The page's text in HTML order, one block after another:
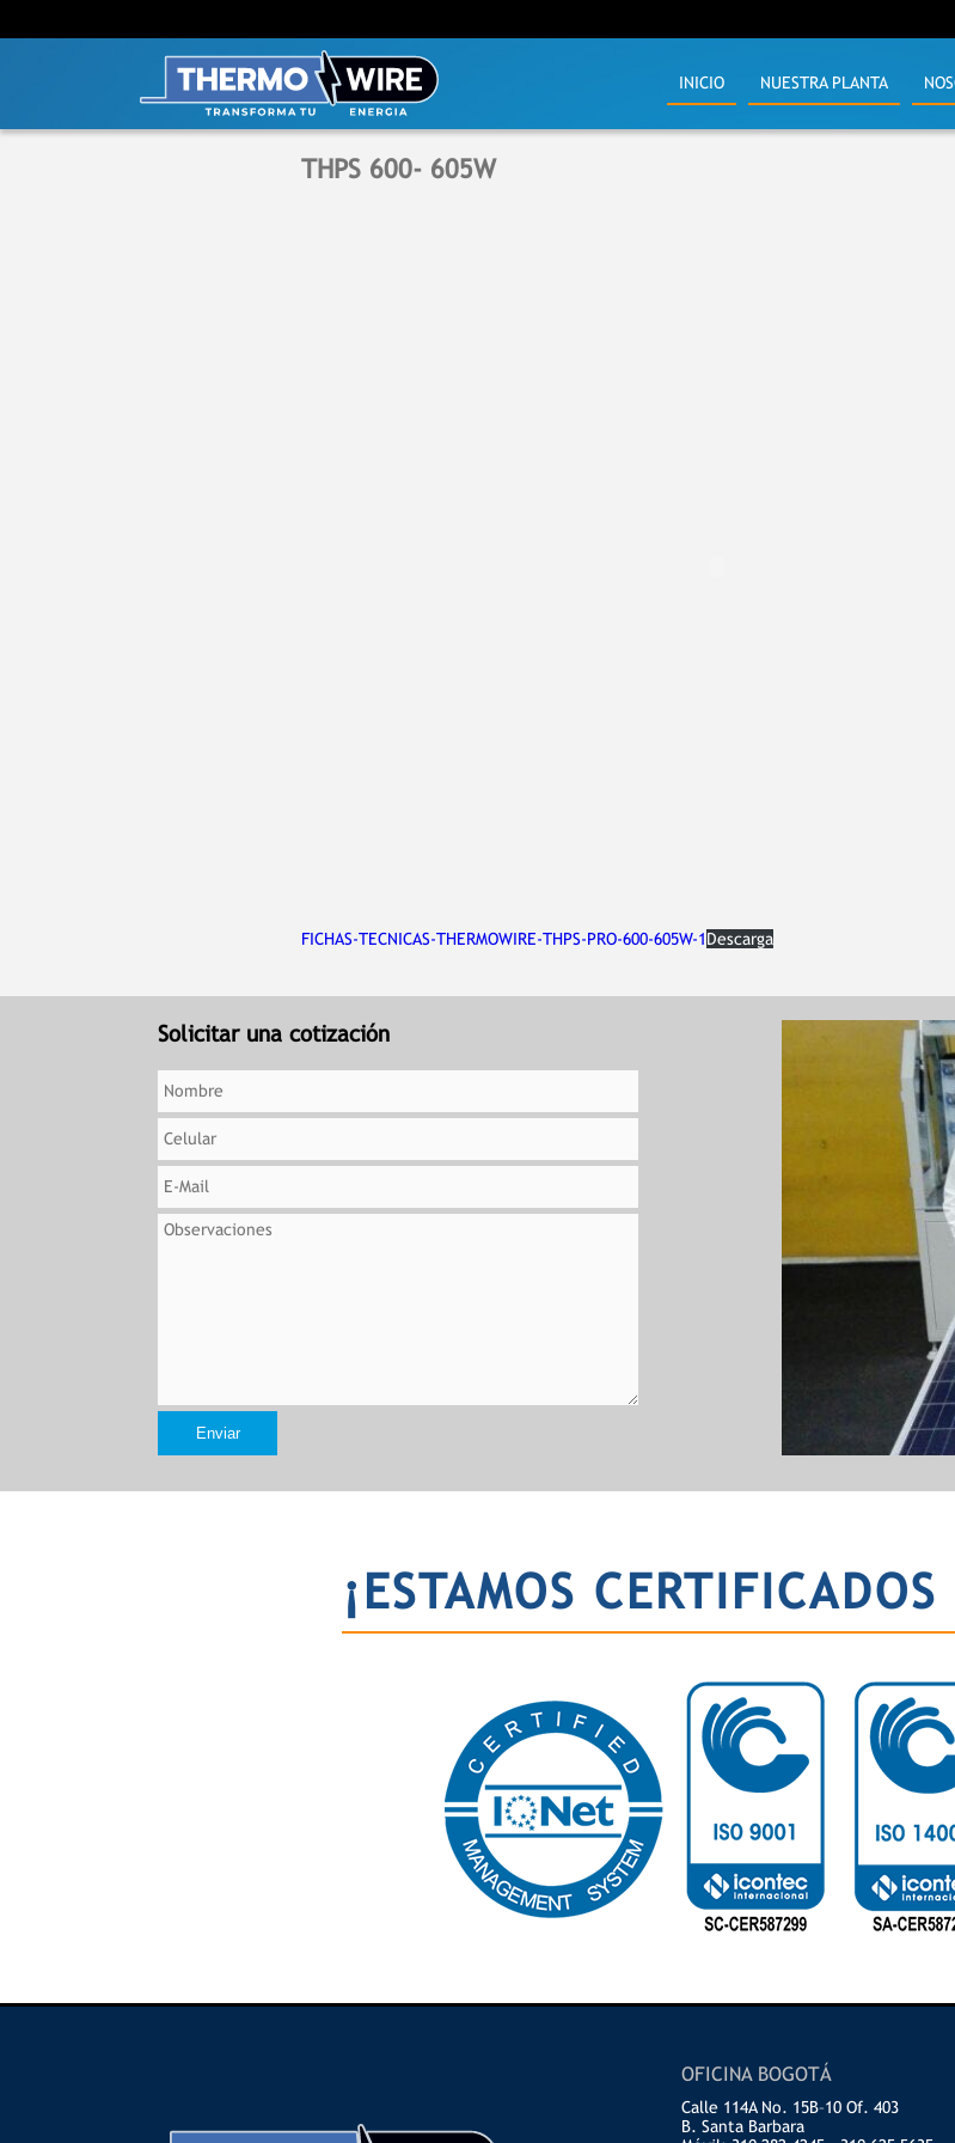
INICIO NUESTRA PLANTA
THPS 600- 605W
FICHAS-TECNICAS-THERMOWIRE-THPS-PRO-600-605W-1Descarga
Solicitar una cotización
Enviar
¡ESTAMOS
OFICINA BOGOTÁ
Calle 114A No. 15B–10 Of. 403
B. Santa Barbara